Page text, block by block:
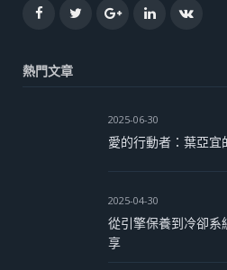
FacebookTwitterGoogle+LinkedInVK
熱門文章
2025-06-30
愛的行動者：葉亞
2025-04-30
從引擎保養到冷卻系
享